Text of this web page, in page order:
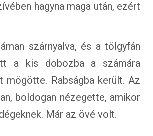
hagyna maga után, ezért
szárnyalva, és a tölgyfán
a kis dobozba a számára
Rabságba került. Az
boldogan nézegette, amikor
Már az övé volt.